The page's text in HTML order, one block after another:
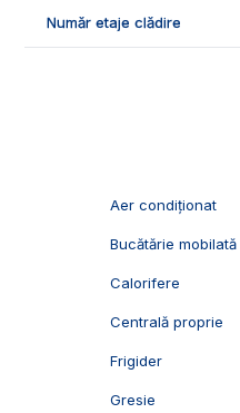
- gresie si faianta;
- mobilier;
🤝Recomandam
Număr etaje clădire
Aer condiționat
Bucătărie mobilată
Calorifere
Centrală proprie
Frigider
Gresie